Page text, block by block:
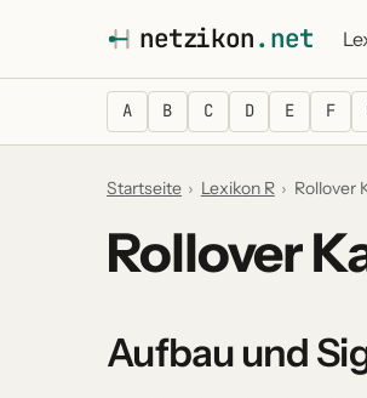
netzikon.net
A B C D E F
Startseite › Lexikon R › Rollover
Rollover
Aufbau und